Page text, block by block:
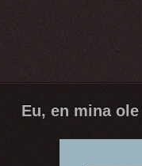
Eu, en mina